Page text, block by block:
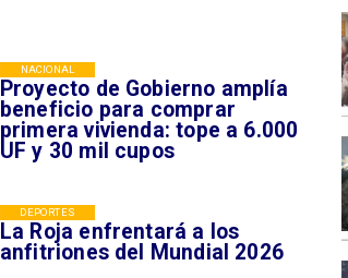
Proyecto de Gobierno amplía
beneficio para comprar
primera vivienda: tope a 6.000
UF y 30 mil cupos
NACIONAL
La Roja enfrentará a los
anfitriones del Mundial 2026
DEPORTES